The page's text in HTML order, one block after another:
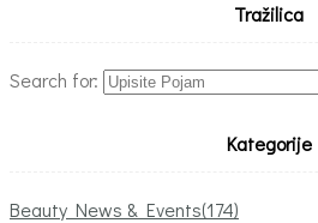
Tražilica
Search for:
Kategorije
Beauty News & Events(174)